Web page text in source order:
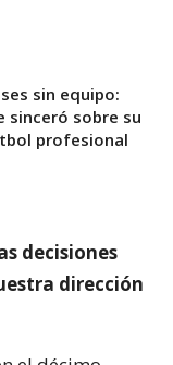
sin equipo:
sinceró sobre su
profesional
decisiones
dirección